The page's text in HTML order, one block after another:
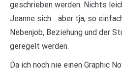
geschrieben werden. Nichts
Jeanne sich… aber tja, so
Nebenjob, Beziehung und der
geregelt werden.
Da ich noch nie einen Graphic